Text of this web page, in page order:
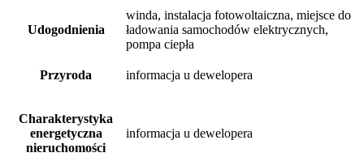
Udogodnienia
winda, instalacja fotowoltaiczna, miejsce do
ładowania samochodów elektrycznych,
pompa ciepła
Przyroda informacja u dewelopera
Charakterystyka
energetyczna
nieruchomości
informacja u dewelopera